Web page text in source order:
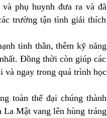
phụ huynh đưa ra và đã
trường tận tình giải thích
tinh thần, thêm kỹ năng
Đồng thời còn giúp các
và ngay trong quá trình học
toàn thể đại chúng thành
Mật vang lên hùng tráng